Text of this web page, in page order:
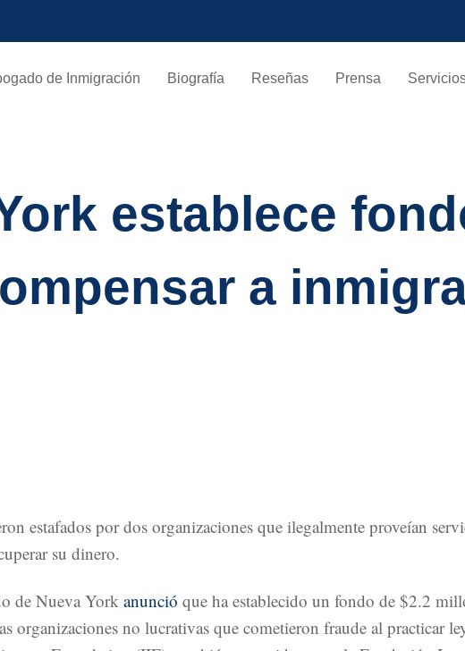
de Inmigración Biografía Reseñas Prensa
establece
a
estafados por dos organizaciones que ilegalmente proveían
su dinero.
de Nueva York anunció que ha establecido un fondo de $2.2
organizaciones no lucrativas que cometieron fraude al practicar